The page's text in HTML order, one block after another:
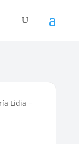
Lidia –